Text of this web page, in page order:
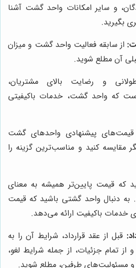
و سایر امکانات واحد گشت آشنا
بگیرید.
از سابقه فعالیت واحد گشت و میزان
آن مطلع شوید.
و رضایت بالای مشتریان،
که واحد گشت، خدمات باکیفیتی
قیمت‌های پیشنهادی واحدهای گشت
مقایسه کنید و مناسب‌ترین گزینه را
که قیمت پایین‌تر همیشه به معنای
به دنبال واحد گشتی باشید که قیمت
خدمات باکیفیت ارائه می‌دهد.
قبل از عقد قرارداد، شرایط آن را به
از تمام جزئیات، از جمله شرایط لغو،
مسئولیت‌های طرفین، مطلع شوید.